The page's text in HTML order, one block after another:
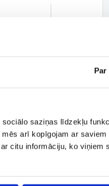
Par
saziņas līdzekļu
arī kopīgojam ar saviem
citu informāciju, ko viņiem